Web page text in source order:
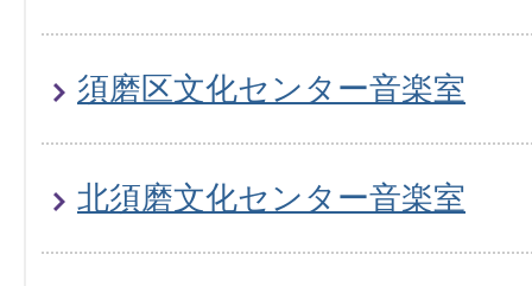
須磨区文化センター音楽室
北須磨文化センター音楽室